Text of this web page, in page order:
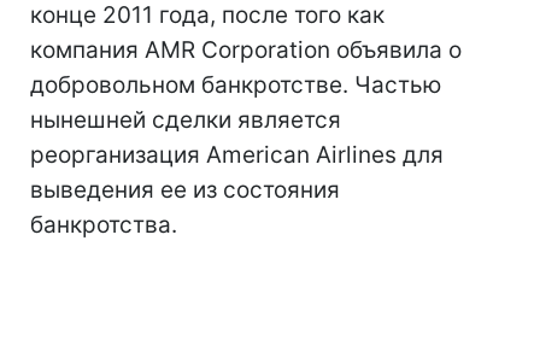
конце 2011 года, после того как
компания AMR Corporation объявила о
добровольном банкротстве. Частью
нынешней сделки является
реорганизация American Airlines для
выведения ее из состояния
банкротства.